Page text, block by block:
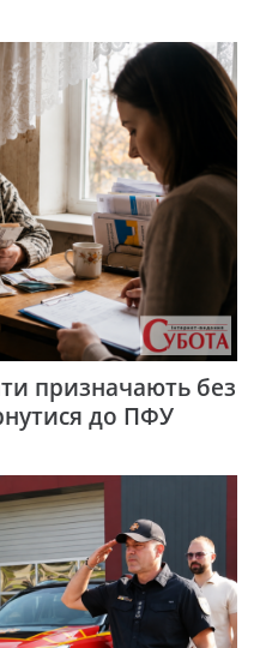
призначають без
до ПФУ